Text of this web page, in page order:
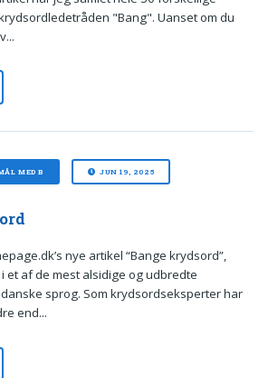
"Bang". Uanset om du
MED B JUN 19, 2025
nye artikel “Bange krydsord”,
et af de mest alsidige og udbredte
sprog. Som krydsordseksperter har
end...